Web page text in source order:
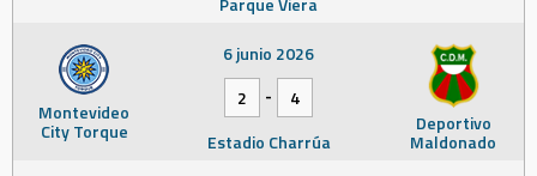
Montevideo
City Torque Deportivo
Maldonado
6 junio 2026
2
-
4
Estadio Charrúa